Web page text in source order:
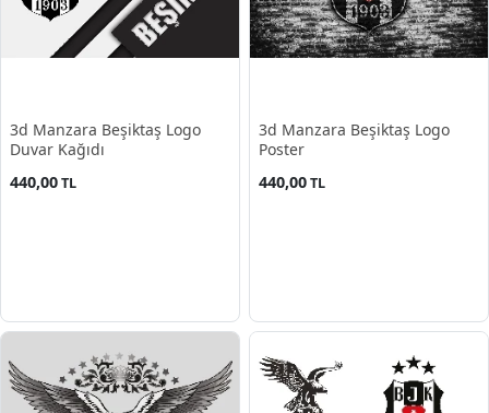
3d Manzara Beşiktaş Logo
Duvar Kağıdı
440,00TL
3d Manzara Beşiktaş Logo
Poster
440,00TL